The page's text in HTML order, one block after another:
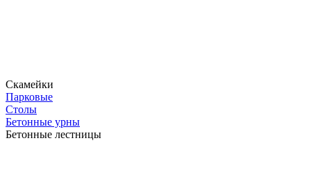
Скамейки
Парковые
Столы
Бетонные урны
Бетонные лестницы